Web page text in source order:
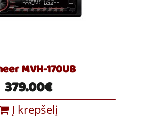
MVH-170UB
379.00€
Į krepšelį